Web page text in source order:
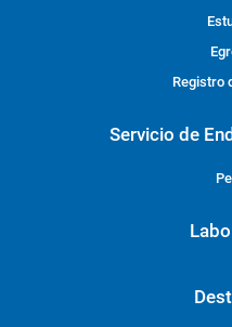
Registro
Servicio de